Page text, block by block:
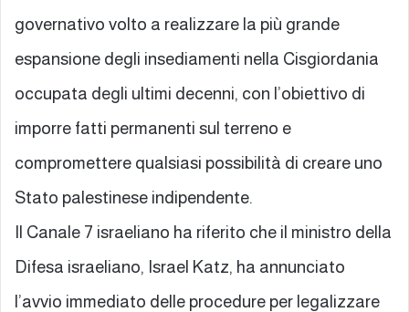
governativo volto a realizzare la più grande
espansione degli insediamenti nella Cisgiordania
occupata degli ultimi decenni, con l’obiettivo di
imporre fatti permanenti sul terreno e
compromettere qualsiasi possibilità di creare uno
Stato palestinese indipendente.
Il Canale 7 israeliano ha riferito che il ministro della
Difesa israeliano, Israel Katz, ha annunciato
l’avvio immediato delle procedure per legalizzare